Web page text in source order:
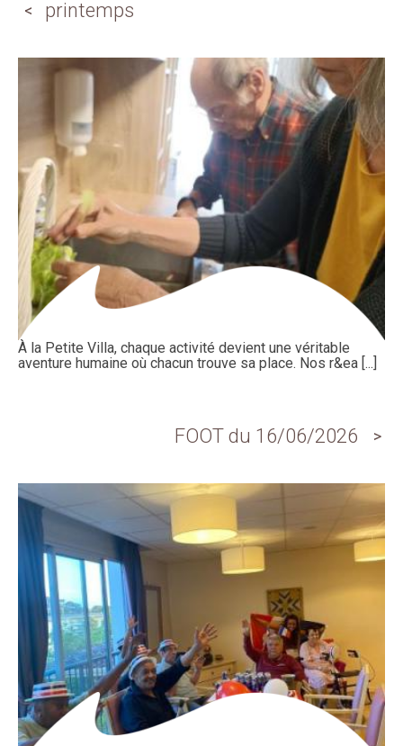
printemps
À la Petite Villa, chaque activité devient une véritable
aventure humaine où chacun trouve sa place. Nos r&ea [...]
FOOT du 16/06/2026